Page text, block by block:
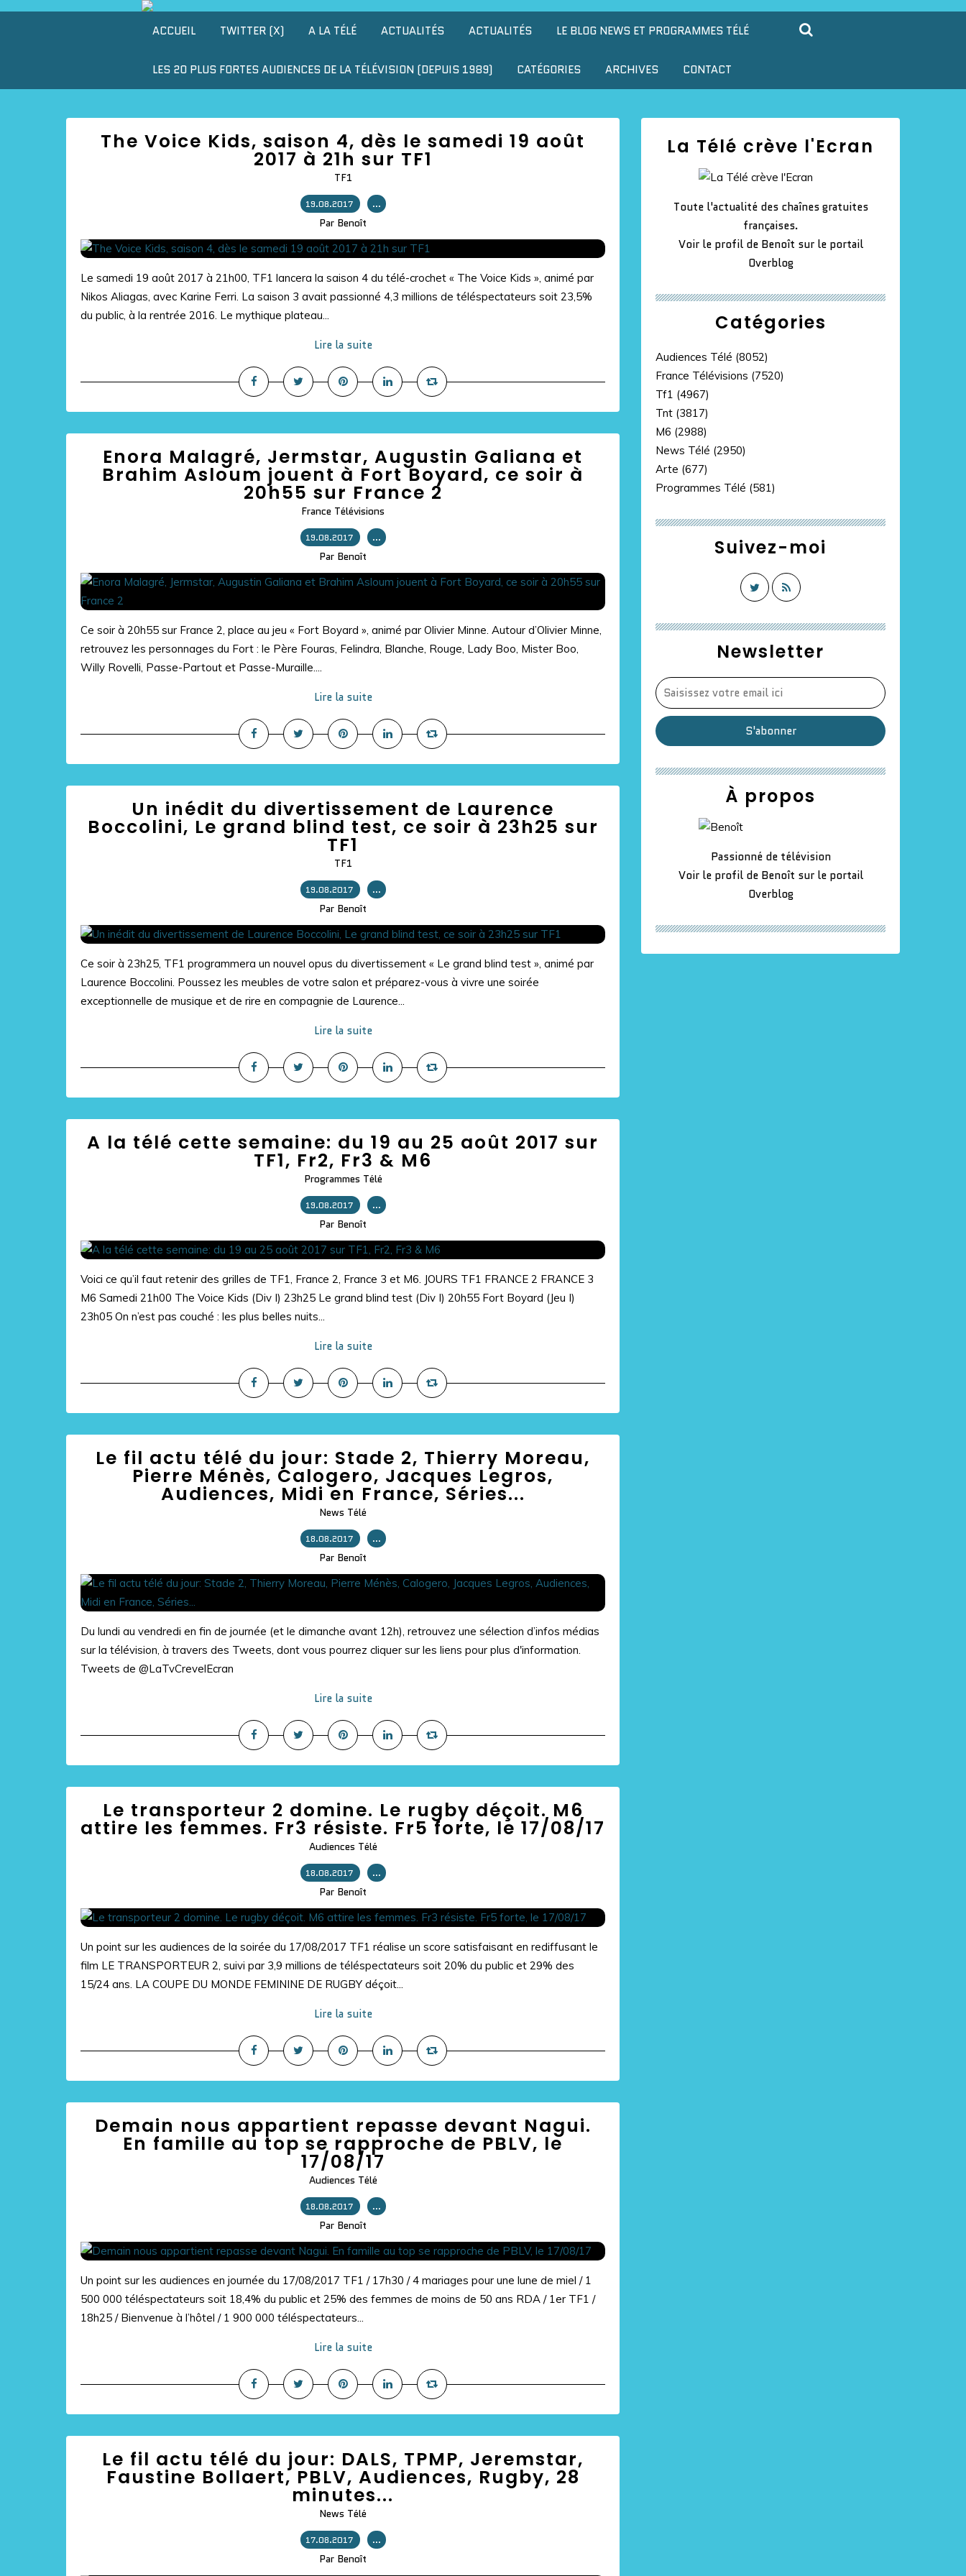
ACCUEIL TWITTER (X) A LA TÉLÉ ACTUALITÉS ACTUALITÉS LE BLOG NEWS ET PROGRAMMES TÉLÉ
LES 20 PLUS FORTES AUDIENCES DE LA TÉLÉVISION (DEPUIS 1989) CATÉGORIES ARCHIVES CONTACT
The Voice Kids, saison 4, dès le samedi 19 août
2017 à 21h sur TF1
TF1
19.08.2017 …
Par Benoît
Le samedi 19 août 2017 à 21h00, TF1 lancera la saison 4 du télé-crochet « The Voice Kids », animé par
Nikos Aliagas, avec Karine Ferri. La saison 3 avait passionné 4,3 millions de téléspectateurs soit 23,5%
du public, à la rentrée 2016. Le mythique plateau...
Lire la suite
Enora Malagré, Jermstar, Augustin Galiana et
Brahim Asloum jouent à Fort Boyard, ce soir à
20h55 sur France 2
France Télévisions
19.08.2017 …
Par Benoît
Ce soir à 20h55 sur France 2, place au jeu « Fort Boyard », animé par Olivier Minne. Autour d’Olivier Minne,
retrouvez les personnages du Fort : le Père Fouras, Felindra, Blanche, Rouge, Lady Boo, Mister Boo,
Willy Rovelli, Passe-Partout et Passe-Muraille....
Lire la suite
Un inédit du divertissement de Laurence
Boccolini, Le grand blind test, ce soir à 23h25 sur
TF1
TF1
19.08.2017 …
Par Benoît
Ce soir à 23h25, TF1 programmera un nouvel opus du divertissement « Le grand blind test », animé par
Laurence Boccolini. Poussez les meubles de votre salon et préparez-vous à vivre une soirée
exceptionnelle de musique et de rire en compagnie de Laurence...
Lire la suite
A la télé cette semaine: du 19 au 25 août 2017 sur
TF1, Fr2, Fr3 & M6
Programmes Télé
19.08.2017 …
Par Benoît
Voici ce qu’il faut retenir des grilles de TF1, France 2, France 3 et M6. JOURS TF1 FRANCE 2 FRANCE 3
M6 Samedi 21h00 The Voice Kids (Div I) 23h25 Le grand blind test (Div I) 20h55 Fort Boyard (Jeu I)
23h05 On n’est pas couché : les plus belles nuits...
Lire la suite
Le fil actu télé du jour: Stade 2, Thierry Moreau,
Pierre Ménès, Calogero, Jacques Legros,
Audiences, Midi en France, Séries...
News Télé
18.08.2017 …
Par Benoît
Du lundi au vendredi en fin de journée (et le dimanche avant 12h), retrouvez une sélection d’infos médias
sur la télévision, à travers des Tweets, dont vous pourrez cliquer sur les liens pour plus d'information.
Tweets de @LaTvCrevelEcran
Lire la suite
Le transporteur 2 domine. Le rugby déçoit. M6
attire les femmes. Fr3 résiste. Fr5 forte, le 17/08/17
Audiences Télé
18.08.2017 …
Par Benoît
Un point sur les audiences de la soirée du 17/08/2017 TF1 réalise un score satisfaisant en rediffusant le
film LE TRANSPORTEUR 2, suivi par 3,9 millions de téléspectateurs soit 20% du public et 29% des
15/24 ans. LA COUPE DU MONDE FEMININE DE RUGBY déçoit...
Lire la suite
Demain nous appartient repasse devant Nagui.
En famille au top se rapproche de PBLV, le
17/08/17
Audiences Télé
18.08.2017 …
Par Benoît
Un point sur les audiences en journée du 17/08/2017 TF1 / 17h30 / 4 mariages pour une lune de miel / 1
500 000 téléspectateurs soit 18,4% du public et 25% des femmes de moins de 50 ans RDA / 1er TF1 /
18h25 / Bienvenue à l’hôtel / 1 900 000 téléspectateurs...
Lire la suite
Le fil actu télé du jour: DALS, TPMP, Jeremstar,
Faustine Bollaert, PBLV, Audiences, Rugby, 28
minutes...
News Télé
17.08.2017 …
Par Benoît
Newsletter
Catégories
Audiences Télé (8052)
France Télévisions (7520)
Tf1 (4967)
Tnt (3817)
M6 (2988)
News Télé (2950)
Arte (677)
Programmes Télé (581)
La Télé crève l'Ecran
Toute l'actualité des chaînes gratuites
françaises.
Voir le profil de Benoît sur le portail
Overblog
Suivez-moi
À propos
Passionné de télévision
Voir le profil de Benoît sur le portail
Overblog